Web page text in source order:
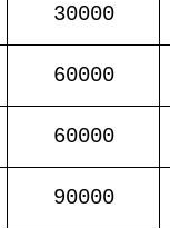
30000
60000
60000
90000